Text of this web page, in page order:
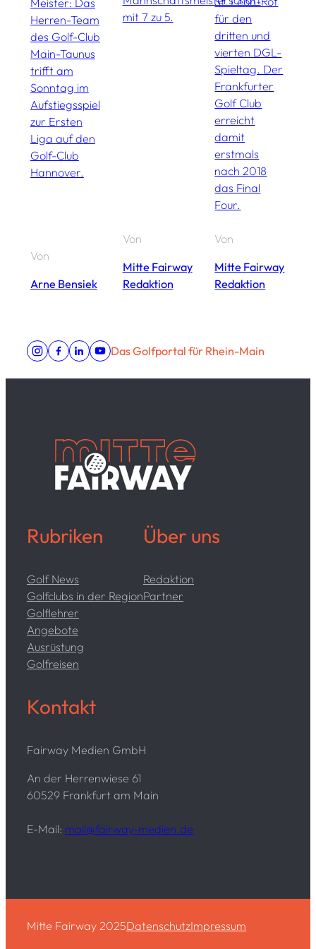
Meister: Das
Herren-Team
des Golf-Club
Main-Taunus
trifft am
Sonntag im
Aufstiegsspiel
zur Ersten
Liga auf den
Golf-Club
Hannover.
Von
Arne Bensiek
mit 7 zu 5.
Von
Mitte Fairway
Redaktion
für den
dritten und
vierten DGL-
Spieltag. Der
Frankfurter
Golf Club
erreicht
damit
erstmals
nach 2018
das Final
Four.
Von
Mitte Fairway
Redaktion
Das Golfportal für Rhein-Main
Rubriken
Golf News
Golfclubs in der Region
Golflehrer
Angebote
Ausrüstung
Golfreisen
Über uns
Redaktion
Partner
Kontakt
Fairway Medien GmbH
An der Herrenwiese 61
60529 Frankfurt am Main
E-Mail: mail@fairway-medien.de
Mitte Fairway 2025DatenschutzImpressum